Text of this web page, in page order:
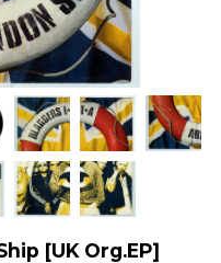
[UK Org.EP]